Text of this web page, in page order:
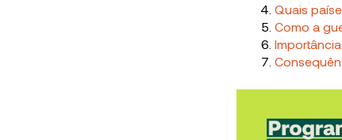
Quais
Como a